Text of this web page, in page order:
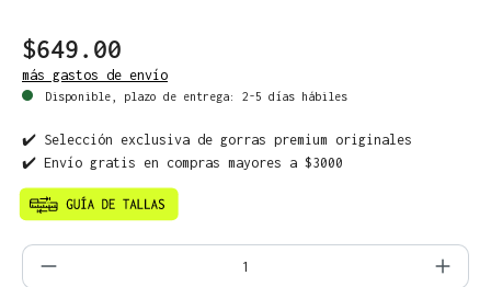
$649.00
más gastos de envío
Disponible, plazo de entrega: 2-5 días hábiles
✔️ Selección exclusiva de gorras premium originales
✔️ Envío gratis en compras mayores a $3000
Cantidad del producto: introduce la